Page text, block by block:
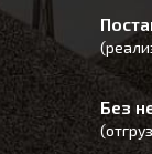
Без